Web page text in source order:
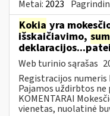
Metai: 2023
Kokia yra
išskaičiavimo,
Web turinio sąrašas
Registracijos numeris
Pajamos uždirbtos ne
KOMENTARAI
vienetas, nuolatinė